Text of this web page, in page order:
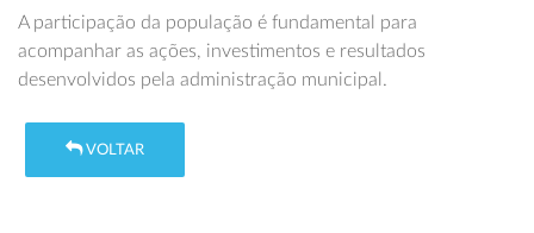
A participação da população é fundamental para
acompanhar as ações, investimentos e resultados
desenvolvidos pela administração municipal.
VOLTAR